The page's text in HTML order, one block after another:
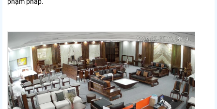
phạm pháp.